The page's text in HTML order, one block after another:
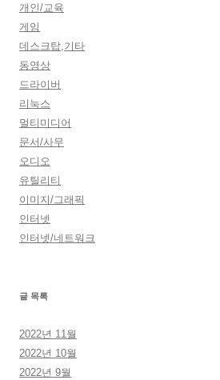
개인/교육
게임
데스크탑,기타
동영상
드라이버
리눅스
멀티미디어
문서/사무
오디오
유틸리티
이미지/그래픽
인터넷
인터넷/네트워크
글 목록
2022년 11월
2022년 10월
2022년 9월